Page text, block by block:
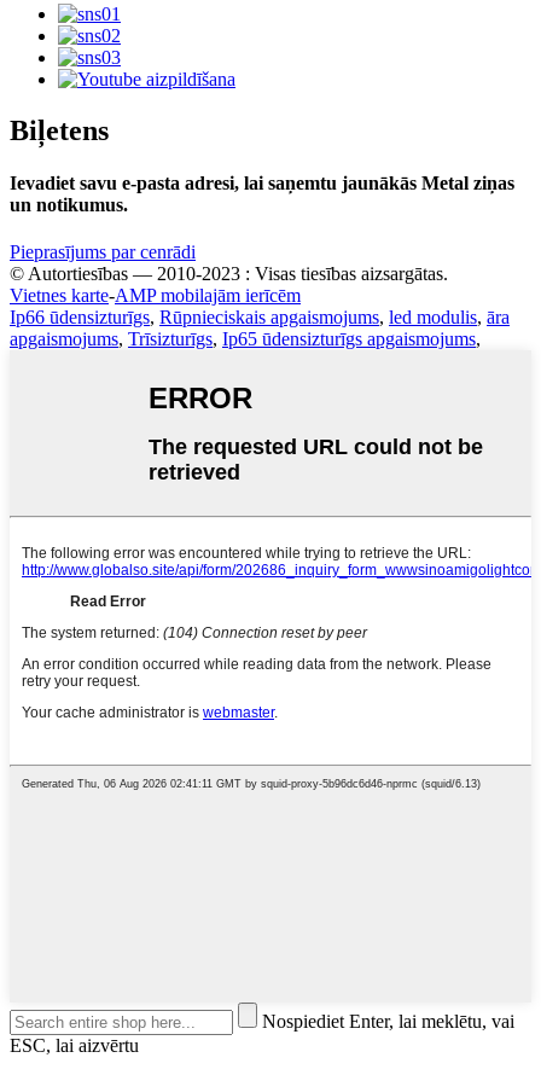
Biļetens
Ievadiet savu e-pasta adresi, lai saņemtu jaunākās Metal ziņas
un notikumus.
Pieprasījums par cenrādi
© Autortiesības — 2010-2023 : Visas tiesības aizsargātas.
Vietnes karte-AMP mobilajām ierīcēm
Ip66 ūdensizturīgs, Rūpnieciskais apgaismojums, led modulis, āra
apgaismojums, Trīsizturīgs, Ip65 ūdensizturīgs apgaismojums,
Nospiediet Enter, lai meklētu, vai
ESC, lai aizvērtu